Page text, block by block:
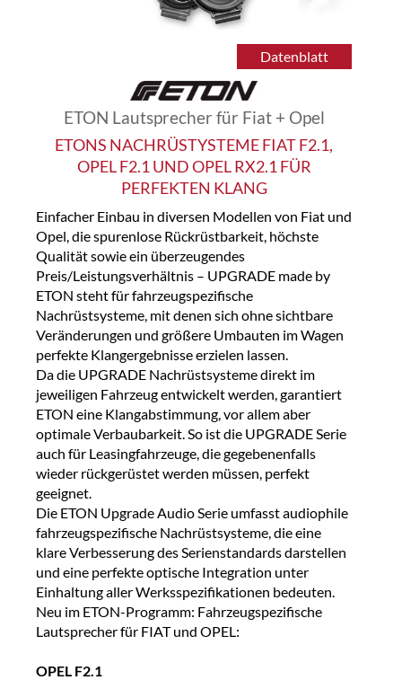
ETON Lautsprecher für Fiat + Opel
Datenblatt
ETONS NACHRÜSTYSTEME FIAT F2.1,
OPEL F2.1 UND OPEL RX2.1 FÜR
PERFEKTEN KLANG
Einfacher Einbau in diversen Modellen von Fiat und
Opel, die spurenlose Rückrüstbarkeit, höchste
Qualität sowie ein überzeugendes
Preis/Leistungsverhältnis – UPGRADE made by
ETON steht für fahrzeugspezifische
Nachrüstsysteme, mit denen sich ohne sichtbare
Veränderungen und größere Umbauten im Wagen
perfekte Klangergebnisse erzielen lassen.
Da die UPGRADE Nachrüstsysteme direkt im
jeweiligen Fahrzeug entwickelt werden, garantiert
ETON eine Klangabstimmung, vor allem aber
optimale Verbaubarkeit. So ist die UPGRADE Serie
auch für Leasingfahrzeuge, die gegebenenfalls
wieder rückgerüstet werden müssen, perfekt
geeignet.
Die ETON Upgrade Audio Serie umfasst audiophile
fahrzeugspezifische Nachrüstsysteme, die eine
klare Verbesserung des Serienstandards darstellen
und eine perfekte optische Integration unter
Einhaltung aller Werksspezifikationen bedeuten.
Neu im ETON-Programm: Fahrzeugspezifische
Lautsprecher für FIAT und OPEL:
OPEL F2.1